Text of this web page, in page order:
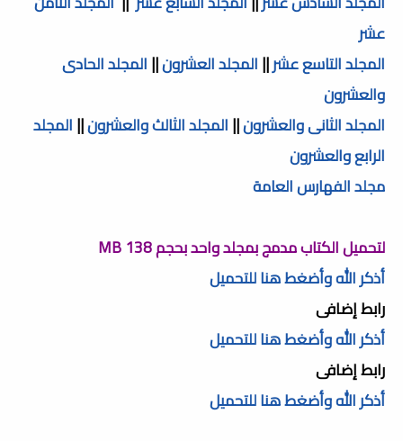
عشر
المجلد التاسع عشر||المجلد العشرون||المجلد الحادى
والعشرون
المجلد الثانى والعشرون||المجلد الثالث والعشرون||المجلد
الرابع والعشرون
مجلد الفهارس العامة
لتحميل الكتاب مدمج بمجلد واحد بحجم 138 MB
أذكر الله وأضغط هنا للتحميل
رابط إضافى
أذكر الله وأضغط هنا للتحميل
رابط إضافى
أذكر الله وأضغط هنا للتحميل